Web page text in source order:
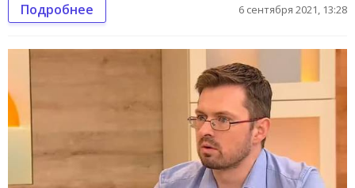
Подробнее 6 сентября 2021, 13:28